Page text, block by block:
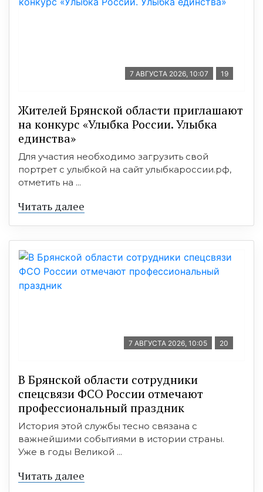
7 АВГУСТА 2026, 10:07 19
Жителей Брянской области приглашают
на конкурс «Улыбка России. Улыбка
единства»
Для участия необходимо загрузить свой
портрет с улыбкой на сайт улыбкароссии.рф,
отметить на ...
Читать далее
7 АВГУСТА 2026, 10:05 20
В Брянской области сотрудники
спецсвязи ФСО России отмечают
профессиональный праздник
История этой службы тесно связана с
важнейшими событиями в истории страны.
Уже в годы Великой ...
Читать далее